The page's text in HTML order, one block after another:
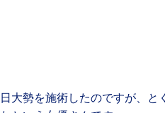
大勢を施術したのですが、と